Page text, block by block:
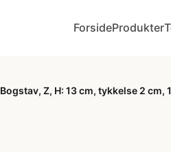
ForsideProdukter
Bogstav, Z, H: 13 cm, tykkelse 2 cm,